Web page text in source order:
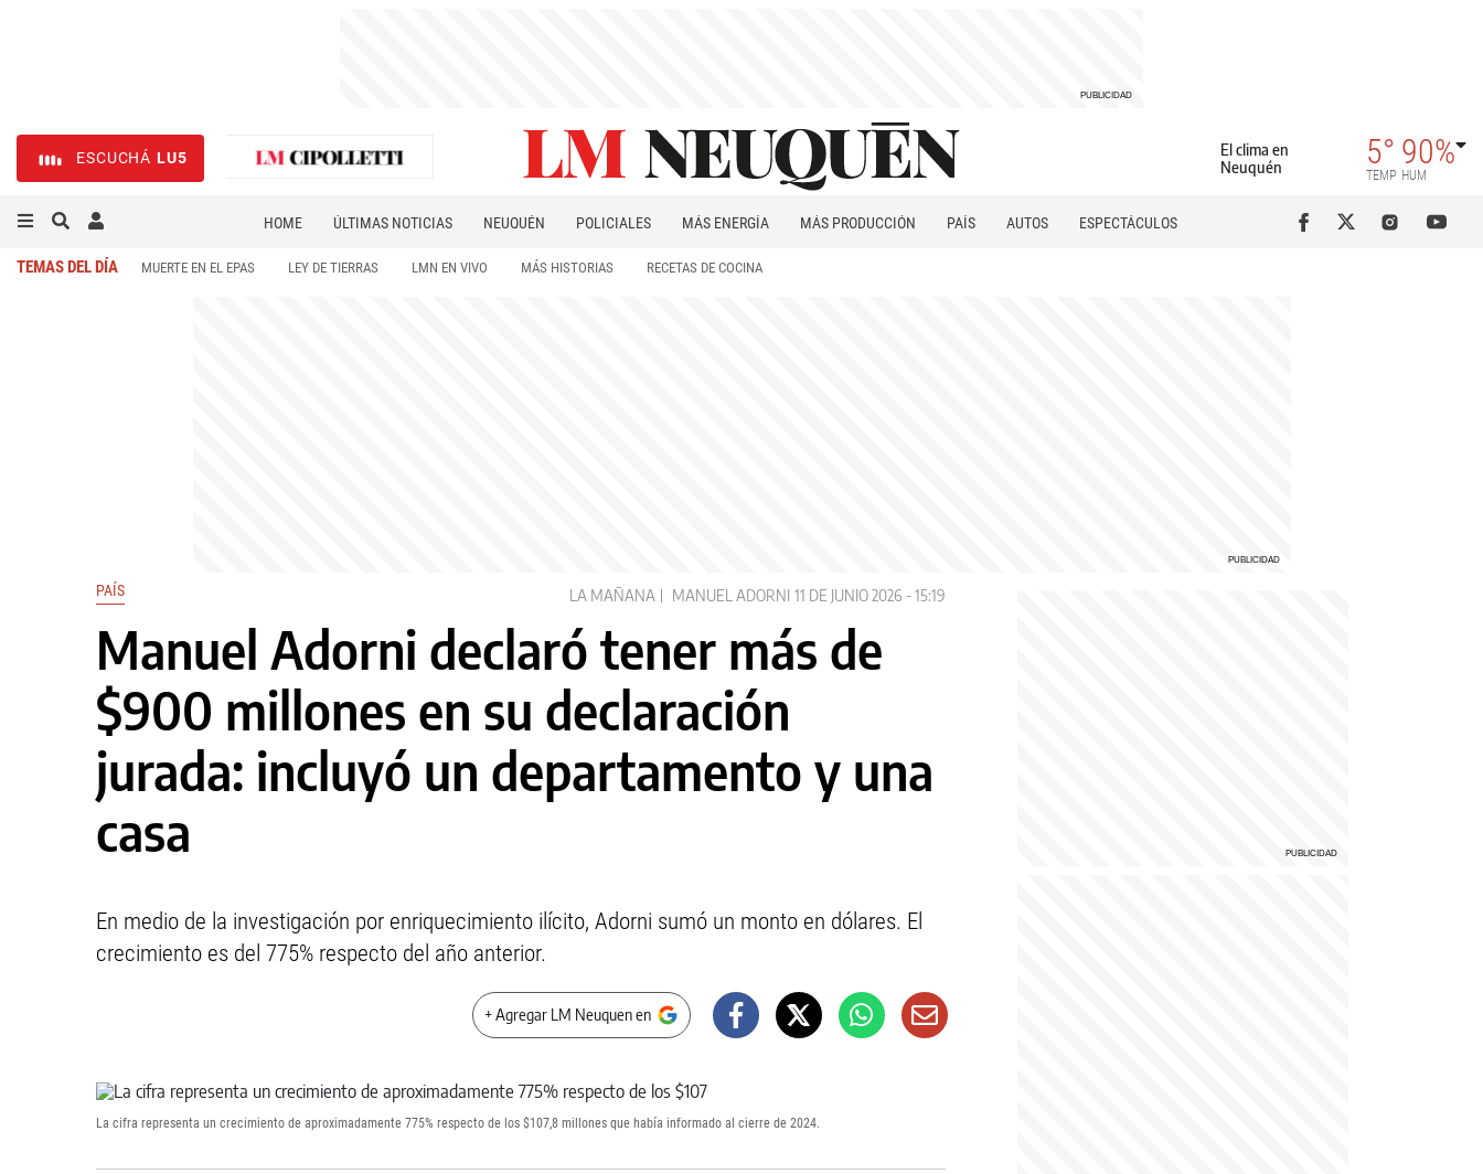
ESCUCHÁ LU5
El clima en
Neuquén
5°
TEMP
90%
HUM
HOME ÚLTIMAS NOTICIAS NEUQUÉN POLICIALES MÁS ENERGÍA MÁS PRODUCCIÓN PAÍS AUTOS
ESPECTÁCULOS
TEMAS DEL DÍA MUERTE EN EL EPAS LEY DE TIERRAS LMN EN VIVO MÁS HISTORIAS RECETAS DE COCINA
PAÍS LA MAÑANA MANUEL ADORNI 11 DE JUNIO 2026 - 15:19
Manuel Adorni declaró tener más de
$900 millones en su declaración
jurada: incluyó un departamento y una
casa
En medio de la investigación por enriquecimiento ilícito, Adorni sumó un monto en dólares. El
crecimiento es del 775% respecto del año anterior.
+ Agregar LM Neuquen en
La cifra representa un crecimiento de aproximadamente 775% respecto de los $107,8 millones que había informado al cierre de 2024.